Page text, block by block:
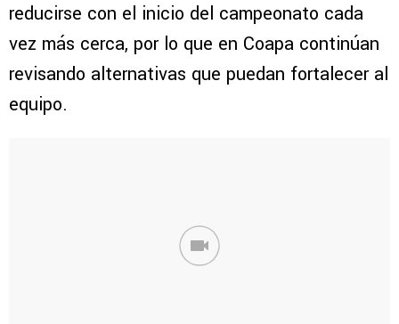
reducirse con el inicio del campeonato cada
vez más cerca, por lo que en Coapa continúan
revisando alternativas que puedan fortalecer al
equipo.